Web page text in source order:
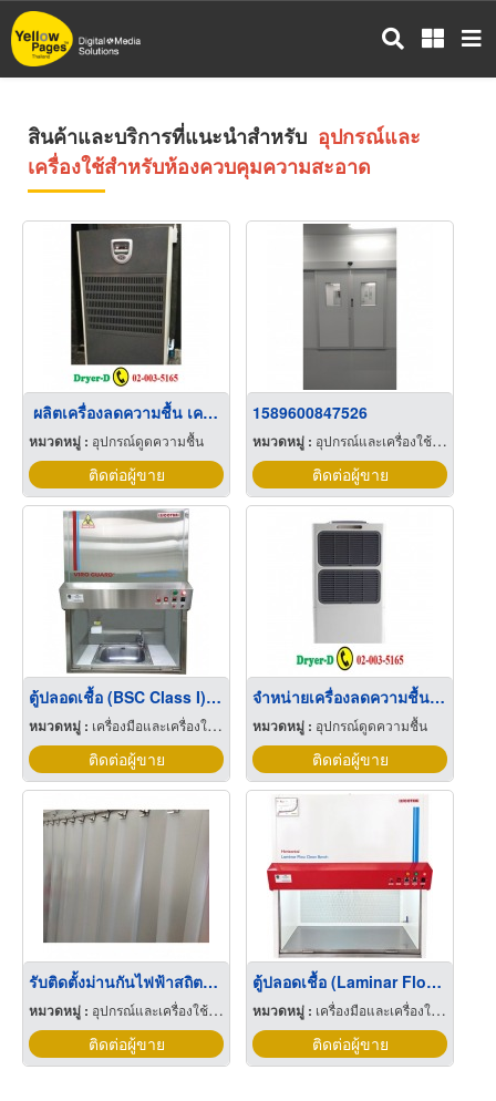
ข้าม
ไป
สินค้าและบริการที่แนะนำสำหรับ อุปกรณ์และ
เครื่องใช้สำหรับห้องควบคุมความสะอาด
ผลิตเครื่องลดความชื้น เครื่องดูดความชื้น
หมวดหมู่ : อุปกรณ์ดูดความชื้น
ติดต่อผู้ขาย
1589600847526
หมวดหมู่ : อุปกรณ์และเครื่องใช้สำหรับห้องควบคุมความสะอาด
ติดต่อผู้ขาย
ตู้ปลอดเชื้อ (BSC Class I) สำหรับงานย้อมสี AFB
หมวดหมู่ : เครื่องมือและเครื่องใช้ทางวิทยาศาสตร์
ติดต่อผู้ขาย
จำหน่ายเครื่องลดความชื้นโรงงาน
หมวดหมู่ : อุปกรณ์ดูดความชื้น
ติดต่อผู้ขาย
รับติดตั้งม่านกันไฟฟ้าสถิตย์ เชียงใหม่
หมวดหมู่ : อุปกรณ์และเครื่องใช้สำหรับห้องควบคุมความสะอาด
ติดต่อผู้ขาย
ตู้ปลอดเชื้อ (Laminar Flow) - ชนิดตั้งโต๊ะ กระจกบานเลื่อน
หมวดหมู่ : เครื่องมือและเครื่องใช้ทางวิทยาศาสตร์
ติดต่อผู้ขาย